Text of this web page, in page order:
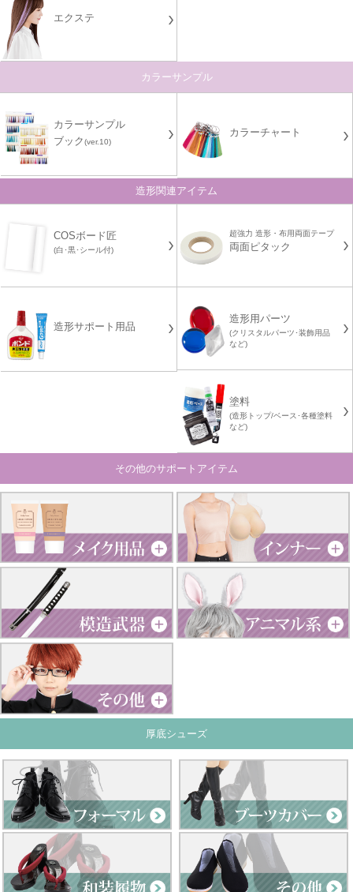
エクステ
カラーサンプル
カラーサンプル
ブック(ver.10)
カラーチャート
造形関連アイテム
COSボード匠
(白･黒･シール付)
超強力 造形・布用両面テープ
両面ピタック
造形サポート用品
造形用パーツ
(クリスタルパーツ･装飾用品
など)
塗料
(造形トップ/ベース･各種塗料
など)
その他のサポートアイテム
厚底シューズ